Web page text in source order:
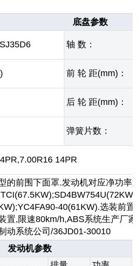
底盘参数
轴 数：
前 轮 距(mm)：
后 轮 距(mm)：
弹簧片数：
14PR
的前围下面罩.发动机对应净功率
40(61KW).选装前
置,限速80km/h,ABS系统生产厂
动系统公司/36JD01-30010
发动机参数